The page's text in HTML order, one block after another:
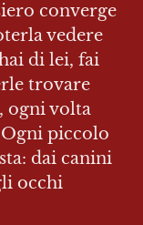
converge
vedere
di lei, fai
trovare
ogni volta
Ogni piccolo
dai canini
occhi